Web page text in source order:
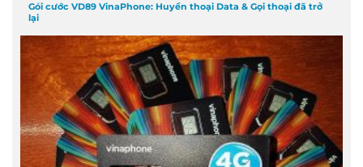
Gói cước VD89 VinaPhone: Huyền thoại Data & Gọi thoại đã trở
lại